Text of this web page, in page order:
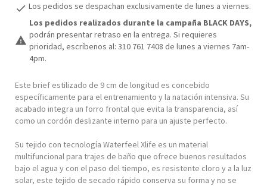
Este brief estilizado de 9 cm de longitud es concebido
específicamente para el entrenamiento y la natación intensiva. Su
acabado integra un forro frontal que evita la transparencia, así
como un cordón deslizante interno para un ajuste perfecto.
Su tejido con tecnología Waterfeel Xlife es un material
multifuncional para trajes de baño que ofrece buenos resultados
bajo el agua y con el paso del tiempo, es resistente cloro y a la luz
solar, este tejido de secado rápido conserva su forma y no se
check Los pedidos se despachan exclusivamente de lunes a viernes.
warning
Los pedidos realizados durante la campaña BLACK DAYS,
podrán presentar retraso en la entrega. Si requieres
prioridad, escríbenos al: 310 761 7408 de lunes a viernes 7am-
4pm.